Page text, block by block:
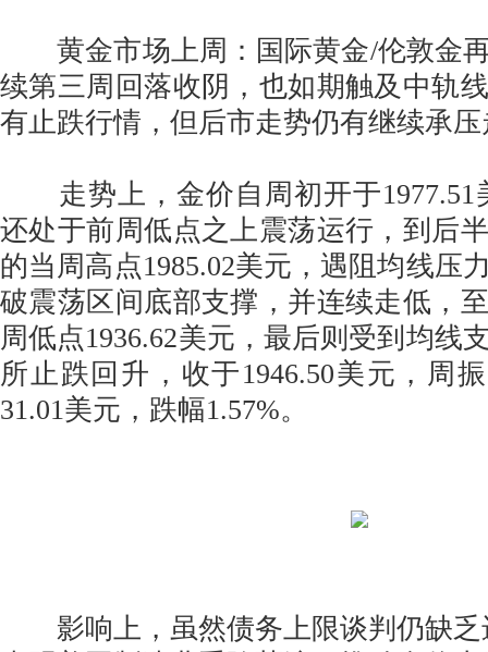
黄金市场上周：国际黄金/伦敦金
续第三周回落收阴，也如期触及中轨
有止跌行情，但后市走势仍有继续承
走势上，金价自周初开于1977.51
还处于前周低点之上震荡运行，到后
的当周高点1985.02美元，遇阻均线压
破震荡区间底部支撑，并连续走低，
周低点1936.62美元，最后则受到均线
所止跌回升，收于1946.50美元，周
31.01美元，跌幅1.57%。
影响上，虽然债务上限谈判仍缺乏